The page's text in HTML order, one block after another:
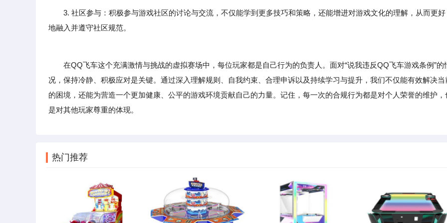
3. 社区参与：积极参与游戏社区的讨论与交流，不仅能学到更多技巧和策略，还能增进对游戏文化的理解，从而更好
地融入并遵守社区规范。
在QQ飞车这个充满激情与挑战的虚拟赛场中，每位玩家都是自己行为的负责人。面对“说我违反QQ飞车游戏条例”的
况，保持冷静、积极应对是关键。通过深入理解规则、自我约束、合理申诉以及持续学习与提升，我们不仅能有效解决当
的困境，还能为营造一个更加健康、公平的游戏环境贡献自己的力量。记住，每一次的合规行为都是对个人荣誉的维护，
是对其他玩家尊重的体现。
热门推荐